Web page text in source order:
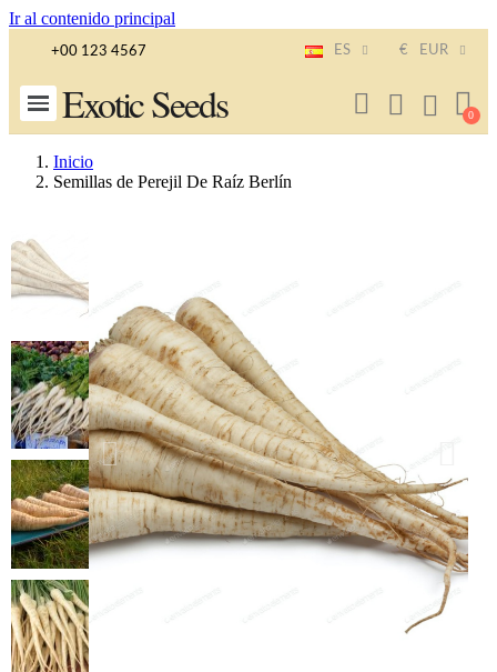
Ir al contenido principal
+00 123 4567 ES € EUR
Exotic Seeds
Inicio
Semillas de Perejil De Raíz Berlín